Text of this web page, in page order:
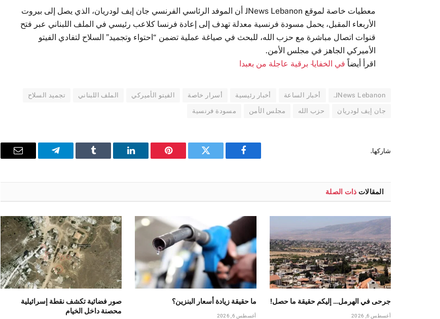
معطيات خاصة لموقع JNews Lebanon أن الموفد الرئاسي الفرنسي جان إيف لودريان، الذي يصل إلى بيروت
الأربعاء المقبل، يحمل مسودة فرنسية معدلة تهدف إلى إعادة فرنسا كلاعب رئيسي في الملف اللبناني عبر فتح
قنوات اتصال مباشرة مع حزب الله، للبحث في صياغة عملية تضمن “احتواء وتجميد” السلاح لتفادي الفيتو
الأميركي الجاهز في مجلس الأمن.
اقرأ أيضاً في الخفايا- برقية عاجلة من بعبدا
JNews Lebanon. أخبار الساعة أخبار رئيسية أسرار خاصة الفيتو الأميركي الملف اللبناني تجميد السلاح
جان إيف لودريان حزب الله مجلس الأمن مسودة فرنسية
شاركها.
فيسبوك تويتر بينتيريستلينكدإن Tumblr تيلقرام
البريد
المقالات ذات الصلة
جرحى في الهرمل… إليكم حقيقة ما حصل!
أغسطس 6, 2026
ما حقيقة زيادة أسعار البنزين؟
أغسطس 6, 2026
صور فضائية تكشف نقطة إسرائيلية
محصنة داخل الخيام